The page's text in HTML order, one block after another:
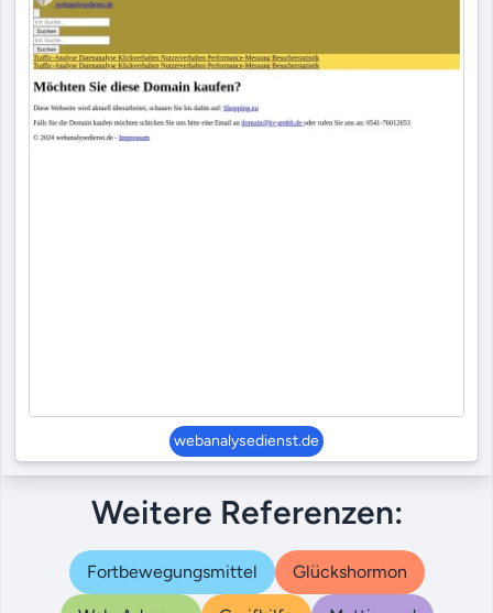
webanalysedienst.de
Weitere Referenzen:
Fortbewegungsmittel Glückshormon